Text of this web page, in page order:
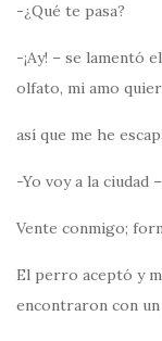
-¿Qué te pasa?
-¡Ay! – se lamentó
olfato, mi amo
así que me he
-Yo voy a la ciudad
Vente conmigo;
El perro aceptó y
encontraron con